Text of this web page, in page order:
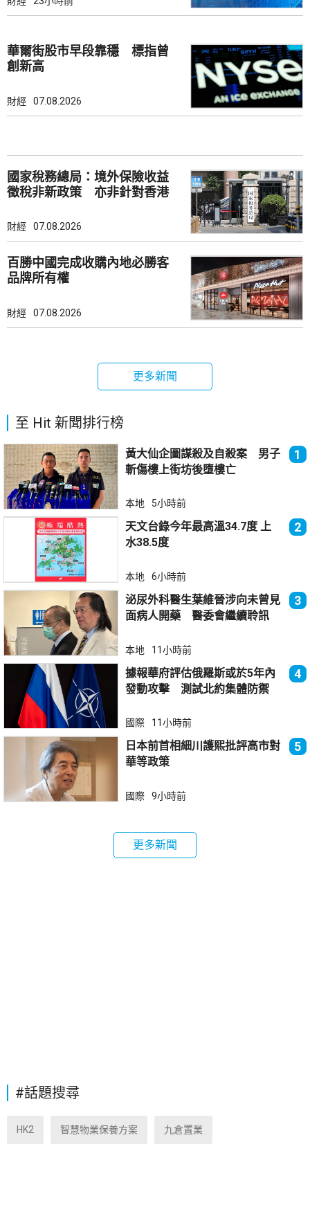
華爾街股市早段靠穩 標指曾
創新高
財經 07.08.2026
國家稅務總局：境外保險收益
徵稅非新政策 亦非針對香港
財經 07.08.2026
百勝中國完成收購內地必勝客
品牌所有權
財經 07.08.2026
更多新聞
至 Hit 新聞排行榜
黃大仙企圖謀殺及自殺案 男子
斬傷樓上街坊後墮樓亡
1
本地 5小時前
天文台錄今年最高溫34.7度 上
水38.5度
2
本地 6小時前
泌尿外科醫生葉維晉涉向未曾見
面病人開藥 醫委會繼續聆訊
3
本地 11小時前
據報華府評估俄羅斯或於5年內
發動攻擊 測試北約集體防禦
4
國際 11小時前
日本前首相細川護熙批評高市對
華等政策
5
國際 9小時前
更多新聞
#話題搜尋
HK2 智慧物業保養方案 九倉置業